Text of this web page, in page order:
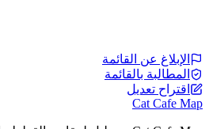
الإبلاغ عن القائمة
المطالبة بالقائمة
اقتراح تعديل
Cat Cafe Map